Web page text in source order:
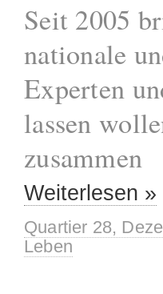
Seit 2005
nationale
Experten
lassen
zusammen
Weiterlesen »
Quartier 28,
Leben